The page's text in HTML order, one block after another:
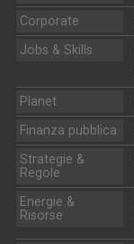
Corporate
Jobs & Skills
Planet
Finanza pubblica
Strategie &
Regole
Energie &
Risorse